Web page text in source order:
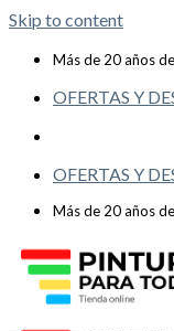
Skip to content
Más de 20 años
OFERTAS Y
OFERTAS Y
Más de 20 años